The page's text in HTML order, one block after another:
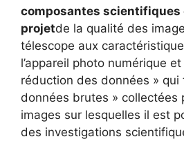
composantes scientifiques
projetde la qualité des
télescope aux
l’appareil photo numérique
réduction des données » qui
données brutes » collectées
images sur lesquelles il est
des investigations